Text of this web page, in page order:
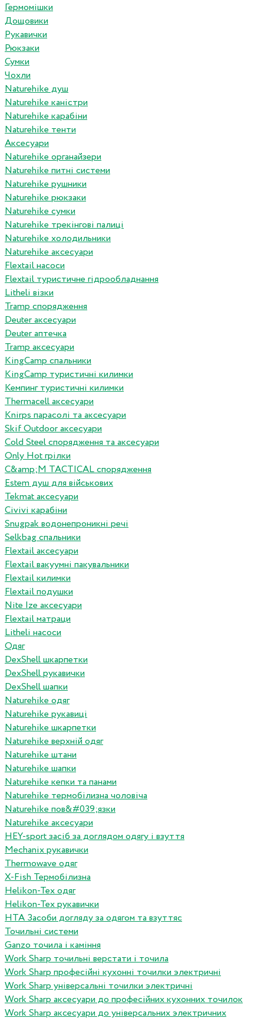
Гермомішки
Дощовики
Рукавички
Рюкзаки
Сумки
Чохли
Naturehike душ
Naturehike каністри
Naturehike карабіни
Naturehike тенти
Аксесуари
Naturehike органайзери
Naturehike питні системи
Naturehike рушники
Naturehike рюкзаки
Naturehike сумки
Naturehike трекінгові палиці
Naturehike холодильники
Naturehike аксесуари
Flextail насоси
Flextail туристичне гідрообладнання
Litheli візки
Tramp спорядження
Deuter аксесуари
Deuter аптечка
Tramp аксесуари
KingCamp спальники
KingCamp туристичні килимки
Кемпинг туристичні килимки
Thermacell аксесуари
Knirps парасолі та аксесуари
Skif Outdoor аксесуари
Cold Steel спорядження та аксесуари
Only Hot грілки
C&amp;M TACTICAL спорядження
Estem душ для військових
Tekmat аксесуари
Сivivi карабіни
Snugpak водонепроникні речі
Selkbag спальники
Flextail аксесуари
Flextail вакуумні пакувальники
Flextail килимки
Flextail подушки
Nite Ize аксесуари
Flextail матраци
Litheli насоси
Одяг
DexShell шкарпетки
DexShell рукавички
DexShell шапки
Naturehike одяг
Naturehike рукавиці
Naturehike шкарпетки
Naturehike верхній одяг
Naturehike штани
Naturehike шапки
Naturehike кепки та панами
Naturehike термобілизна чоловіча
Naturehike пов&#039;язки
Naturehike аксесуари
HEY-sport засіб за доглядом одягу і взуття
Mechanix рукавички
Thermowave одяг
X-Fish Термобілизна
Helikon-Tex одяг
Helikon-Tex рукавички
HTA Засоби догляду за одягом та взуттяс
Точильні системи
Ganzo точила і каміння
Work Sharp точильні верстати і точила
Work Sharp професiйнi кухоннi точилки электричнi
Work Sharp унiверсальнi точилки электричнi
Work Sharp аксесуари до професiйних кухонних точилок
Work Sharp аксесуари до унiверсальних электричних